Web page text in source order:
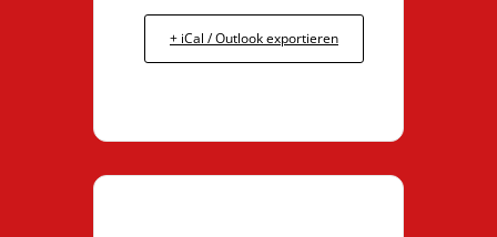
+ iCal / Outlook exportieren